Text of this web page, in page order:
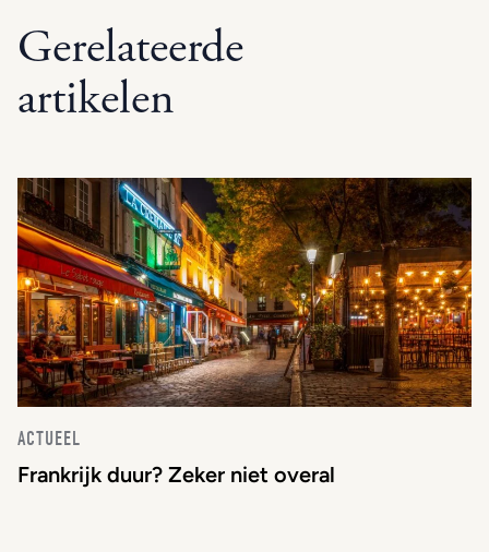
Gerelateerde
artikelen
ACTUEEL
Frankrijk duur? Zeker niet overal